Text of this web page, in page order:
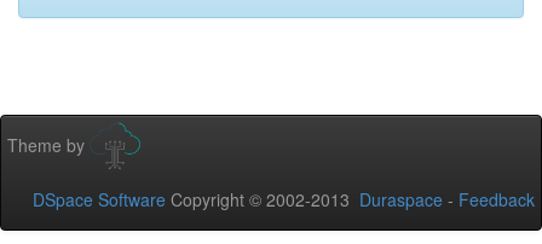
Theme by
DSpace Software Copyright © 2002-2013 Duraspace - Feedback